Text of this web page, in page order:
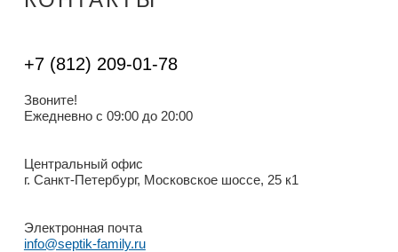
+7 (812) 209-01-78
Звоните!
Ежедневно с 09:00 до 20:00
Центральный офис
г. Санкт-Петербург, Московское шоссе, 25 к1
Электронная почта
info@septik-family.ru